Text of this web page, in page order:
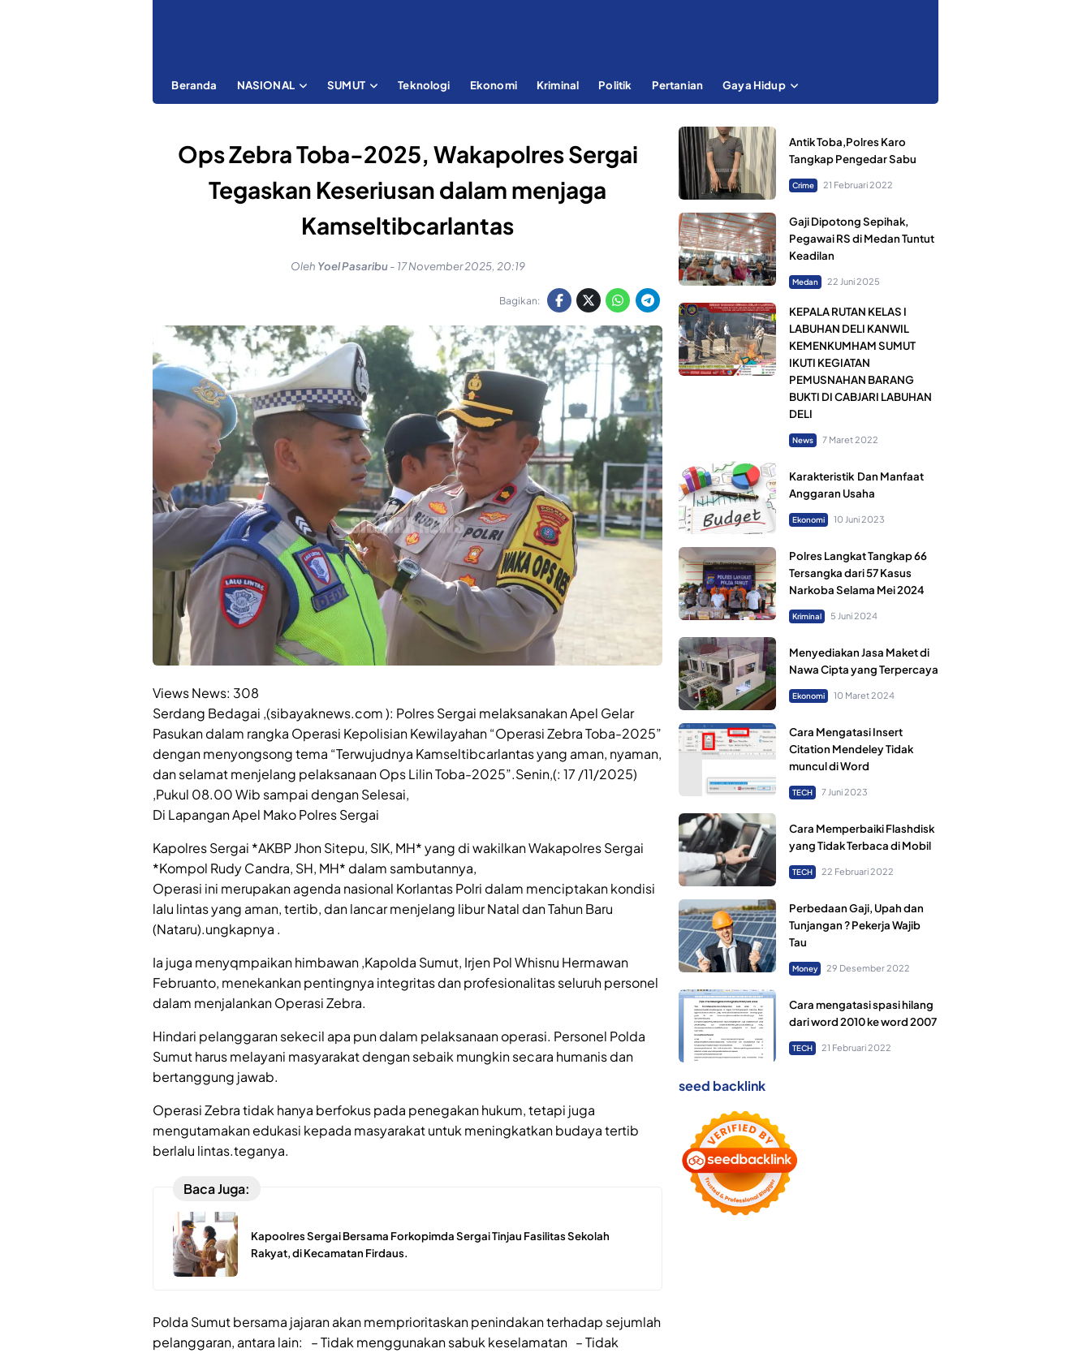
Beranda NASIONAL SUMUT Teknologi Ekonomi Kriminal Politik Pertanian Gaya Hidup
Ops Zebra Toba-2025, Wakapolres Sergai
Tegaskan Keseriusan dalam menjaga
Kamseltibcarlantas
Oleh Yoel Pasaribu - 17 November 2025, 20:19
Bagikan:
Views News: 308
Serdang Bedagai ,(sibayaknews.com ): Polres Sergai melaksanakan Apel Gelar
Pasukan dalam rangka Operasi Kepolisian Kewilayahan “Operasi Zebra Toba-2025”
dengan menyongsong tema “Terwujudnya Kamseltibcarlantas yang aman, nyaman,
dan selamat menjelang pelaksanaan Ops Lilin Toba-2025”.Senin,(: 17 /11/2025)
,Pukul 08.00 Wib sampai dengan Selesai,
Di Lapangan Apel Mako Polres Sergai
Kapolres Sergai *AKBP Jhon Sitepu, SIK, MH* yang di wakilkan Wakapolres Sergai
*Kompol Rudy Candra, SH, MH* dalam sambutannya,
Operasi ini merupakan agenda nasional Korlantas Polri dalam menciptakan kondisi
lalu lintas yang aman, tertib, dan lancar menjelang libur Natal dan Tahun Baru
(Nataru).ungkapnya .
Ia juga menyqmpaikan himbawan ,Kapolda Sumut, Irjen Pol Whisnu Hermawan
Februanto, menekankan pentingnya integritas dan profesionalitas seluruh personel
dalam menjalankan Operasi Zebra.
Hindari pelanggaran sekecil apa pun dalam pelaksanaan operasi. Personel Polda
Sumut harus melayani masyarakat dengan sebaik mungkin secara humanis dan
bertanggung jawab.
Operasi Zebra tidak hanya berfokus pada penegakan hukum, tetapi juga
mengutamakan edukasi kepada masyarakat untuk meningkatkan budaya tertib
berlalu lintas.teganya.
Baca Juga:
Kapoolres Sergai Bersama Forkopimda Sergai Tinjau Fasilitas Sekolah
Rakyat, di Kecamatan Firdaus.
Polda Sumut bersama jajaran akan memprioritaskan penindakan terhadap sejumlah
pelanggaran, antara lain: – Tidak menggunakan sabuk keselamatan – Tidak
Antik Toba,Polres Karo
Tangkap Pengedar Sabu
Crime 21 Februari 2022
Gaji Dipotong Sepihak,
Pegawai RS di Medan Tuntut
Keadilan
Medan 22 Juni 2025
KEPALA RUTAN KELAS I
LABUHAN DELI KANWIL
KEMENKUMHAM SUMUT
IKUTI KEGIATAN
PEMUSNAHAN BARANG
BUKTI DI CABJARI LABUHAN
DELI
News 7 Maret 2022
Karakteristik Dan Manfaat
Anggaran Usaha
Ekonomi 10 Juni 2023
Polres Langkat Tangkap 66
Tersangka dari 57 Kasus
Narkoba Selama Mei 2024
Kriminal 5 Juni 2024
Menyediakan Jasa Maket di
Nawa Cipta yang Terpercaya
Ekonomi 10 Maret 2024
Cara Mengatasi Insert
Citation Mendeley Tidak
muncul di Word
TECH 7 Juni 2023
Cara Memperbaiki Flashdisk
yang Tidak Terbaca di Mobil
TECH 22 Februari 2022
Perbedaan Gaji, Upah dan
Tunjangan ? Pekerja Wajib
Tau
Money 29 Desember 2022
Cara mengatasi spasi hilang
dari word 2010 ke word 2007
TECH 21 Februari 2022
seed backlink